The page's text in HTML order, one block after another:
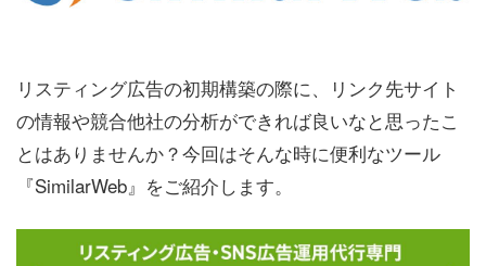
リスティング広告の初期構築の際に、リンク先サイト
の情報や競合他社の分析ができれば良いなと思ったこ
とはありませんか？今回はそんな時に便利なツール
『SimilarWeb』をご紹介します。